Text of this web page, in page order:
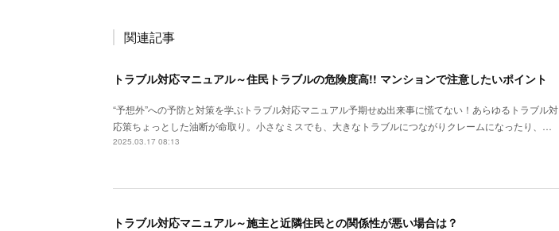
関連記事
トラブル対応マニュアル～住民トラブルの危険度高!! マンションで注意したいポイント
“予想外”への予防と対策を学ぶトラブル対応マニュアル予期せぬ出来事に慌てない！あらゆるトラブル対
応策ちょっとした油断が命取り。小さなミスでも、大きなトラブルにつながりクレームになったり、…
2025.03.17 08:13
トラブル対応マニュアル～施主と近隣住民との関係性が悪い場合は？